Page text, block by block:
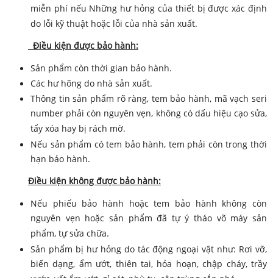
miễn phí nếu Những hư hỏng của thiết bị được xác định
do lỗi kỹ thuật hoặc lỗi của nhà sản xuất.
Điều kiện được bảo hành:
Sản phẩm còn thời gian bảo hành.
Các hư hõng do nhà sản xuất.
Thông tin sản phẩm rõ ràng, tem bảo hành, mã vạch seri
number phải còn nguyên vẹn, không có dấu hiệu cạo sửa,
tẩy xóa hay bị rách mờ.
Nếu sản phẩm có tem bảo hành, tem phải còn trong thời
hạn bảo hành.
Điều kiện không được bảo hành:
Nếu phiếu bảo hành hoặc tem bảo hành không còn
nguyên vẹn hoặc sản phẩm đã tự ý tháo võ máy sản
phẩm, tự sửa chữa.
Sản phẩm bị hư hỏng do tác động ngoại vật như: Rơi vỡ,
biến dạng, ẩm ướt, thiên tai, hỏa hoạn, chập cháy, trầy